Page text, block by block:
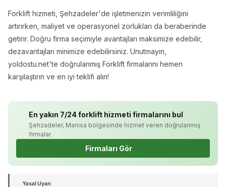
Forklift hizmeti, Şehzadeler'de işletmenizin verimliliğini
artırırken, maliyet ve operasyonel zorlukları da beraberinde
getirir. Doğru firma seçimiyle avantajları maksimize edebilir,
dezavantajları minimize edebilirsiniz. Unutmayın,
yoldostu.net'te doğrulanmış Forklift firmalarını hemen
karşılaştırın ve en iyi teklifi alın!
En yakın 7/24 forklift hizmeti firmalarını bul
Şehzadeler, Manisa bölgesinde hizmet veren doğrulanmış
firmalar
Firmaları Gör
Yasal Uyarı